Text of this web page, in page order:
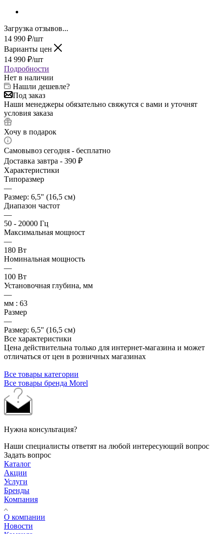
Загрузка отзывов...
14 990 ₽/шт
Варианты цен
14 990 ₽/шт
Подробности
Нет в наличии
Нашли дешевле?
Под заказ
Наши менеджеры обязательно свяжутся с вами и уточнят
условия заказа
Хочу в подарок
Самовывоз сегодня - бесплатно
Доставка завтра - 390 ₽
Характеристики
Типоразмер
—
Размер: 6,5" (16,5 см)
Диапазон частот
—
50 - 20000 Гц
Максимальная мощност
—
180 Вт
Номинальная мощность
—
100 Вт
Установочная глубина, мм
—
мм : 63
Размер
—
Размер: 6,5" (16,5 см)
Все характеристики
Цена действительна только для интернет-магазина и может
отличаться от цен в розничных магазинах
Все товары категории
Все товары бренда Morel
Нужна консультация?
Наши специалисты ответят на любой интересующий вопрос
Задать вопрос
Каталог
Акции
Услуги
Бренды
Компания
О компании
Новости